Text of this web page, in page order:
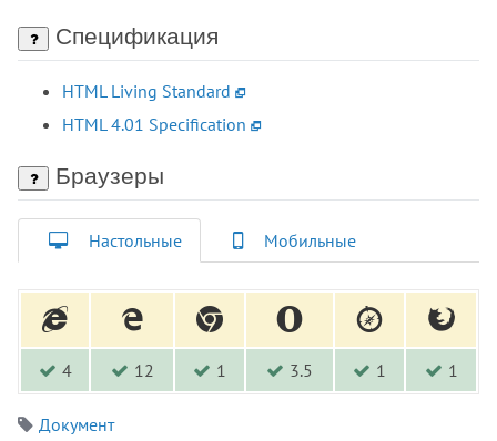
Спецификация
HTML Living Standard
HTML 4.01 Specification
Браузеры
Настольные Мобильные
4 12 1 3.5 1 1
Документ
<output>
<param>
<picture>
<pre>
<progress>
<q>
<rp>
<rt>
<rtc>
<ruby>
<s>